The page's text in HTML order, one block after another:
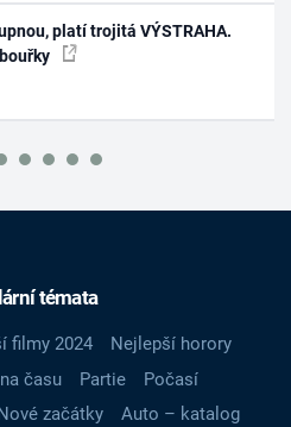
platí trojitá VÝSTRAHA.
témata
filmy 2024
Nejlepší horory
času Partie
Počasí
začátky
Auto – katalog